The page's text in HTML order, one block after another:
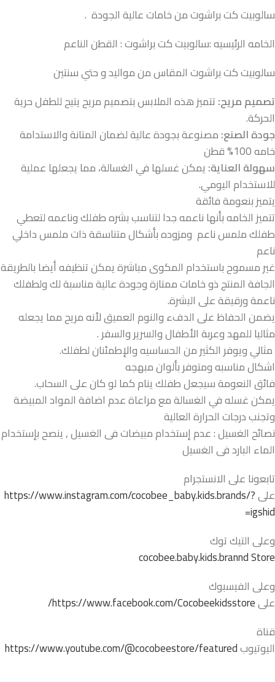
سالوبيت كت براشوت من خامات عالية الجودة .
الخامه الرئيسيه :سالوبيت كت براشوت : القطن الناعم
سالوبيت كت براشوت المقاس من مواليد و حتي سنتين
تصميم مريح:تتميز هذه الملابس بتصميم مريح يتيح للطفل حرية
الحركة.
جودة الصنع:مصنوعة بجودة عالية لضمان المتانة والاستدامة
خامه 100% قطن
سهولة العناية:يمكن غسلها في الغسالة، مما يجعلها عملية
للاستخدام اليومي.
يتميز بنعومة فائقة
تتميز الخامه بأنها ناعمه جدا لتناسب بشره طفلك وناعمه لتعطي
طفلك ملمس ناعم ومزوده بأشكال متناسقة ذات ملمس داخلي
ناعم
غير مسموح باستخدام المكوى مباشرة يمكن تنظيفه أيضا بالطريقة
الجافة المنتج ذو خامات ممتازة وجودة عالية مناسبة لك ولطفلك
ناعمة ورقيقة على البشرة.
يضمن الحفاظ على الدفء والنوم العميق لأنه مريح مما يجعله
مثاليا للمهد وعربة الأطفال والسرير والسفر .
مثالي ويوفر الكثير من الحساسيه والإطمئنان لطفلك.
اشكال مناسبه ومتوفر بألوان مبهجه
فائق النعومة سيجعل طفلك ينام كما لو كان على السحاب.
يمكن غسله في الغسالة مع مراعاة عدم اضافة المواد المبيضة
وتجنب درجات الحرارة العالية
نصائح الغسيل : عدم إستخدام مبيضات فى الغسيل , ينصح بإستخدام
الماء البارد فى الغسيل
تابعونا على الانستجرام
علىhttps://www.instagram.com/cocobee_baby.kids.brands/?
igshid=
وعلى التيك توك
cocobee.baby.kids.brannd Store
وعلى الفيسبوك
علىhttps://www.facebook.com/Cocobeekidsstore/
قناة
اليوتيوبhttps://www.youtube.com/@cocobeestore/featured